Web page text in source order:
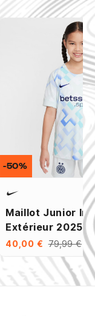
Maillot Junior
Extérieur 2025/
40,00 € 79,99 €
-50%